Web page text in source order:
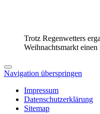
Trotz Regenwetters
Weihnachtsmarkt
Navigation überspringen
Impressum
Datenschutzerklärung
Sitemap